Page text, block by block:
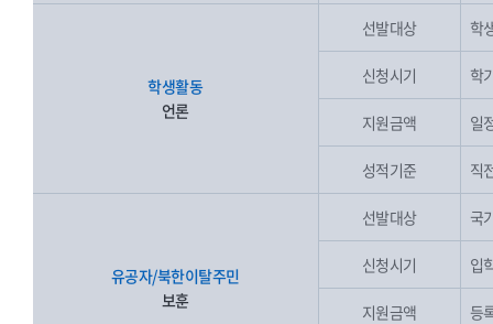
학생활동
언론
선발대상 학
신청시기 학
지원금액 일
성적기준 직
유공자/북한이탈주민
보훈
선발대상 국
신청시기 입
지원금액 등